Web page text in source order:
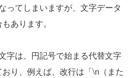
ってしまいますが、 文字データ
あります。
字は、円記号で始まる代替文字
り、 例えば、改行は「\n（また